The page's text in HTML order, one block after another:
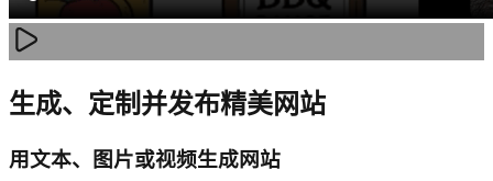
生成、定制并发布精美网站
用文本、图片或视频生成网站